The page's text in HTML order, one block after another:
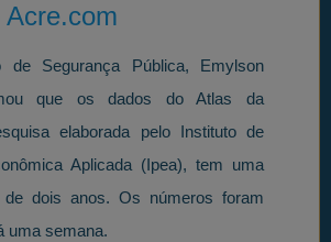
de Segurança Pública, Emylson
que os dados do Atlas da
elaborada pelo Instituto de
Aplicada (Ipea), tem uma
de dois anos. Os números foram
uma semana.